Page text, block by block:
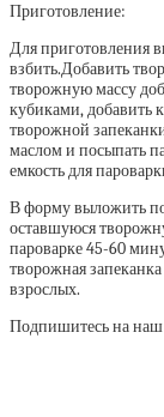
Приготовление:
Для приготовления
взбить.Добавить
творожную массу
кубиками, добавить
творожной
маслом и посыпать
емкость для
В форму выложить
оставшуюся
пароварке 45-60
творожная
взрослых.
Подпишитесь на наш